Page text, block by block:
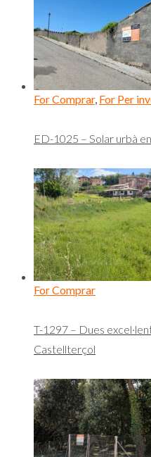
For Comprar, For Per
ED-1025 – Solar urbà
For Comprar
T-1297 – Dues
Castellterçol